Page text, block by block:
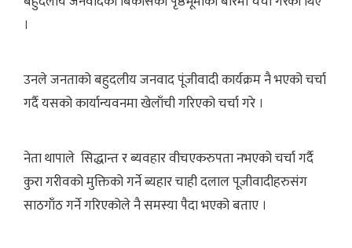
।
उनले जनताको बहुदलीय जनवाद पूंजीवादी कार्यक्रम नै भएको चर्चा
गर्दै यसको कार्यान्यवनमा खेलाँची गरिएको चर्चा गरे ।
नेता थापाले सिद्धान्त र ब्यवहार वीचएकरुपता नभएको चर्चा गर्दै
कुरा गरीवको मुक्तिको गर्ने ब्यहार चाही दलाल पूजीवादीहरुसंग
साठगाँठ गर्ने गरिएकोले नै समस्या पैदा भएको बताए ।